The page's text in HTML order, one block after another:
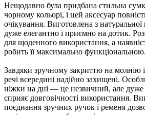
Нещодавно була придбана стильна
чорному кольорі, і цей аксесуар
очікування. Виготовлена з
дуже елегантно і приємно на дотик.
для щоденного використання, а
робить її максимально функціональною.
Завдяки зручному закриттю на молнію
речі всередині надійно захищені.
ніжки на дні — це незвичний, але дуже
сприяє довговічності використання.
поєднання зручних ручок і ременя